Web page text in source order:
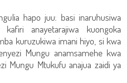
hapo juu: basi inaruhusiwa
anayetarajiwa kuongoka
kuruzukiwa imani hiyo, si kwa
Mungu anamsamehe kwa
Mungu Mtukufu anajua zaidi ya